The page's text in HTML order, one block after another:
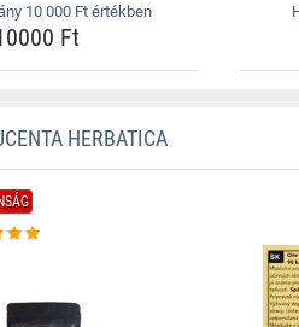
10 000 Ft értékben
Ft
HERBATICA